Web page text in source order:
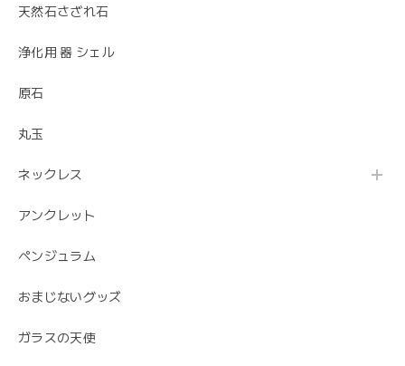
天然石さざれ石
浄化用 器 シェル
原石
丸玉
ネックレス
アンクレット
ペンジュラム
おまじないグッズ
ガラスの天使